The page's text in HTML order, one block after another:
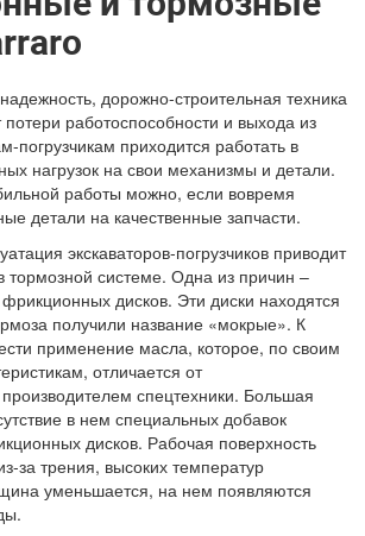
дорожно-строительная техника
потери работоспособности и выхода из
погрузчикам приходится работать в
нагрузок на свои механизмы и детали.
работы можно, если вовремя
детали на качественные запчасти.
экскаваторов-погрузчиков приводит
тормозной системе. Одна из причин –
дисков. Эти диски находятся
получили название «мокрые». К
применение масла, которое, по своим
отличается от
спецтехники. Большая
в нем специальных добавок
дисков. Рабочая поверхность
за трения, высоких температур
уменьшается, на нем появляются